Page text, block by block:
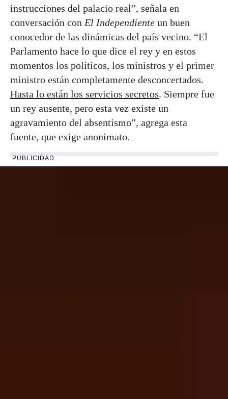
instrucciones del palacio real”, señala en
conversación con El Independiente un buen
conocedor de las dinámicas del país vecino. “El
Parlamento hace lo que dice el rey y en estos
momentos los políticos, los ministros y el primer
ministro están completamente desconcertados.
Hasta lo están los servicios secretos. Siempre fue
un rey ausente, pero esta vez existe un
agravamiento del absentismo”, agrega esta
fuente, que exige anonimato.
PUBLICIDAD